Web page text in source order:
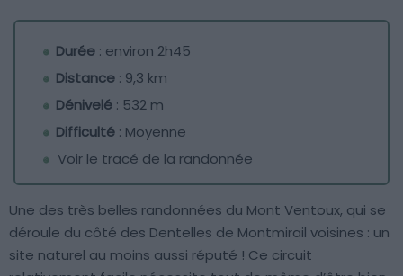
Durée : environ 2h45
Distance : 9,3 km
Dénivelé : 532 m
Difficulté : Moyenne
Voir le tracé de la randonnée
Une des très belles randonnées du Mont Ventoux, qui se
déroule du côté des Dentelles de Montmirail voisines : un
site naturel au moins aussi réputé ! Ce circuit